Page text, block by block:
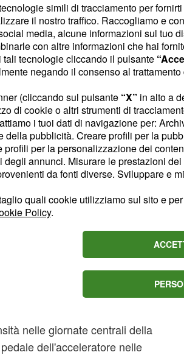
sul versante
amorosi. Le nuove conoscenze
farà questa settimana avranno
appassionanti flirt autunnali,
Venere sui loro gradi andrà
Lo spostamento venusiano nel
nelle giornate centrali della
dell'acceleratore nelle
simili di tracciamento per
il nostro traffico. Raccogliamo e
media, alcune informazioni sul tuo
con altre informazioni che hai
tali tecnologie cliccando il pulsante
negando il consenso al
(cliccando sul pulsante “X” in alto a
di cookie o altri strumenti di
i tuoi dati di navigazione per:
della pubblicità. Creare profili per la
profili per la personalizzazione dei
degli annunci. Misurare le prestazioni
da fonti diverse. Sviluppare e
quali cookie utilizziamo sul sito e
Policy.